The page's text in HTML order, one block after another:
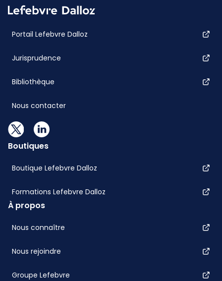
Portail Lefebvre Dalloz
Jurisprudence
Bibliothèque
Nous contacter
Boutiques
Boutique Lefebvre Dalloz
Formations Lefebvre Dalloz
À propos
Nous connaître
Nous rejoindre
Groupe Lefebvre